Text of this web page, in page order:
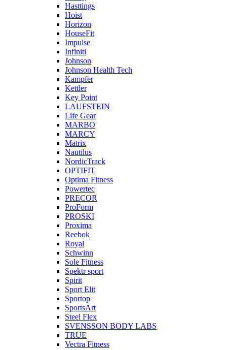
Hasttings
Hoist
Horizon
HouseFit
Impulse
Infiniti
Johnson
Johnson Health Tech
Kampfer
Kettler
Key Point
LAUFSTEIN
Life Gear
MARBO
MARCY
Matrix
Nautilus
NordicTrack
OPTIFIT
Optima Fitness
Powertec
PRECOR
ProForm
PROSKI
Proxima
Reebok
Royal
Schwinn
Sole Fitness
Spektr sport
Spirit
Sport Elit
Sportop
SportsArt
Steel Flex
SVENSSON BODY LABS
TRUE
Vectra Fitness